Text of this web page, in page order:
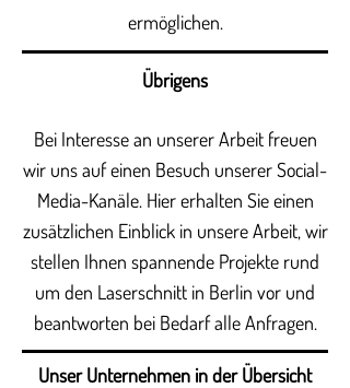
ermöglichen.
Übrigens
Bei Interesse an unserer Arbeit freuen
wir uns auf einen Besuch unserer Social-
Media-Kanäle. Hier erhalten Sie einen
zusätzlichen Einblick in unsere Arbeit, wir
stellen Ihnen spannende Projekte rund
um den Laserschnitt in Berlin vor und
beantworten bei Bedarf alle Anfragen.
Unser Unternehmen in der Übersicht